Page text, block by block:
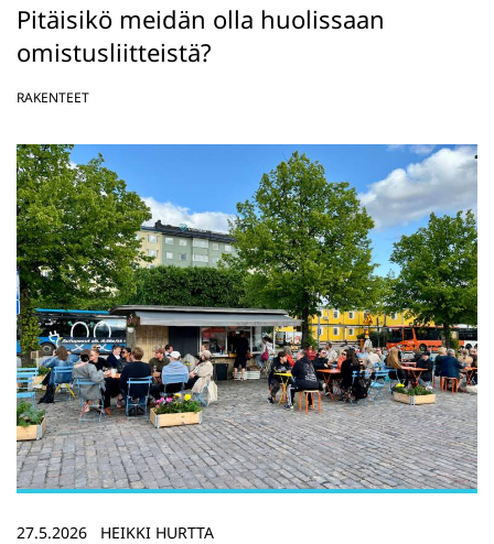
Pitäisikö meidän olla huolissaan
omistusliitteistä?
RAKENTEET
27.5.2026 HEIKKI HURTTA